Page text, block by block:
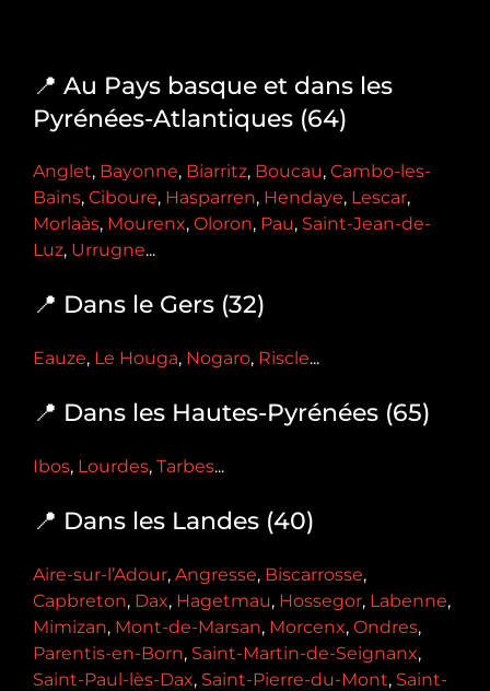
📍 Au Pays basque et dans les
Pyrénées-Atlantiques (64)
Anglet, Bayonne, Biarritz, Boucau, Cambo-les-
Bains, Ciboure, Hasparren, Hendaye, Lescar,
Morlaàs, Mourenx, Oloron, Pau, Saint-Jean-de-
Luz, Urrugne...
📍 Dans le Gers (32)
Eauze, Le Houga, Nogaro, Riscle...
📍 Dans les Hautes-Pyrénées (65)
Ibos, Lourdes, Tarbes...
📍 Dans les Landes (40)
Aire-sur-l’Adour, Angresse, Biscarrosse,
Capbreton, Dax, Hagetmau, Hossegor, Labenne,
Mimizan, Mont-de-Marsan, Morcenx, Ondres,
Parentis-en-Born, Saint-Martin-de-Seignanx,
Saint-Paul-lès-Dax, Saint-Pierre-du-Mont, Saint-